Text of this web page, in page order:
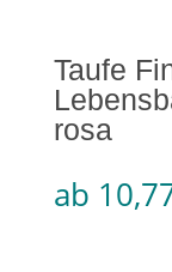
Taufe
rosa
ab